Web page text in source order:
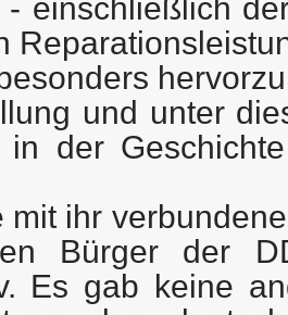
- einschließlich
und unter
in der
mit ihr
Bürger der
Es gab keine